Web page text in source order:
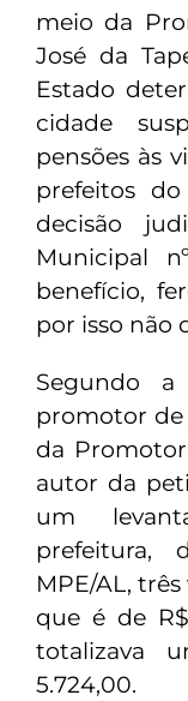
meio da
José da
Estado
cidade
pensões às
prefeitos
decisão
Municipal
benefício,
por isso não
Segundo
promotor de
da
autor da
um
prefeitura,
MPE/AL,
que é de
totalizava
5.724,00.